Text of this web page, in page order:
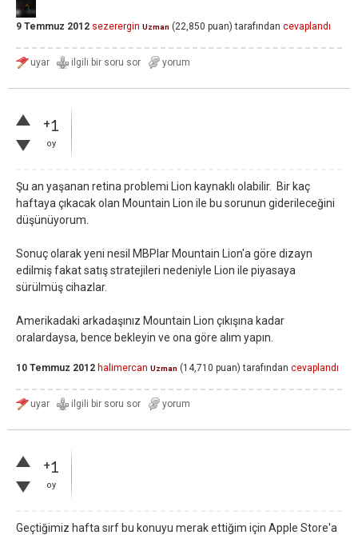
9 Temmuz 2012 sezerergin Uzman (22,850 puan) tarafından cevaplandı
+1
oy
Şu an yaşanan retina problemi Lion kaynaklı olabilir. Bir kaç
haftaya çıkacak olan Mountain Lion ile bu sorunun giderileceğini
düşünüyorum.
Sonuç olarak yeni nesil MBPlar Mountain Lion'a göre dizayn
edilmiş fakat satış stratejileri nedeniyle Lion ile piyasaya
sürülmüş cihazlar.
Amerikadaki arkadaşınız Mountain Lion çıkışına kadar
oralardaysa, bence bekleyin ve ona göre alım yapın.
10 Temmuz 2012 halimercan Uzman (14,710 puan) tarafından cevaplandı
+1
oy
Geçtiğimiz hafta sırf bu konuyu merak ettiğim için Apple Store'a